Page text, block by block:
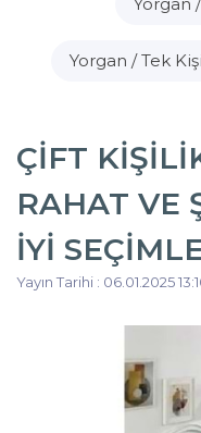
Yorgan / Tek
ÇIFT
RAHAT VE
İYI
Yayın Tarihi : 06.01.2025